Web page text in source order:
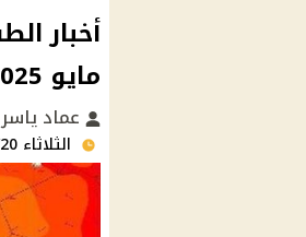
مايو 2025
عماد ياسر
الثلاثاء 20/مايو/2025 - 04:00 ص